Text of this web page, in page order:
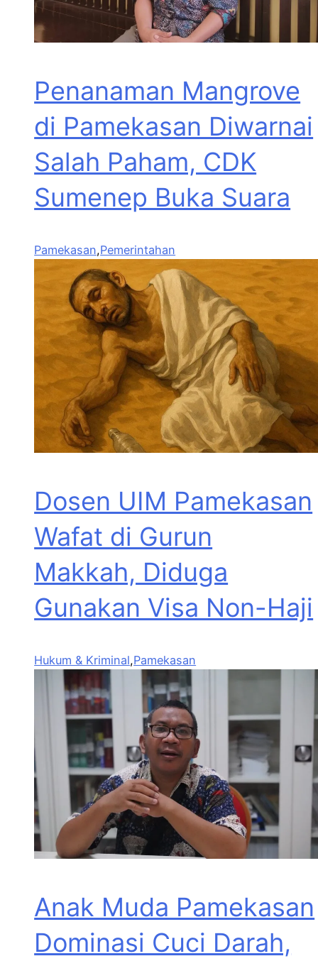
Penanaman Mangrove
di Pamekasan Diwarnai
Salah Paham, CDK
Sumenep Buka Suara
Pamekasan,Pemerintahan
Dosen UIM Pamekasan
Wafat di Gurun
Makkah, Diduga
Gunakan Visa Non-Haji
Hukum & Kriminal,Pamekasan
Anak Muda Pamekasan
Dominasi Cuci Darah,